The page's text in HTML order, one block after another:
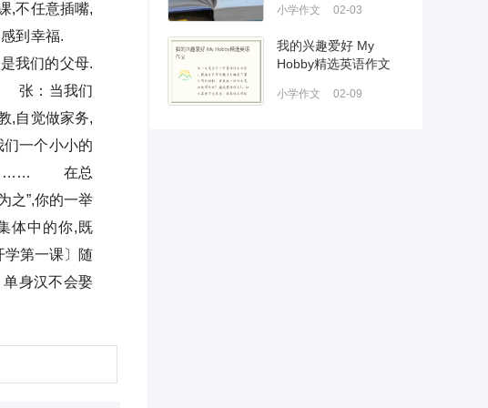
,不任意插嘴,
感到幸福.
我们的父母.
张：当我们
,自觉做家务,
一个小小的
福；…… 在总
之”,你的一举
体中的你,既
学第一课〕随
身汉不会娶
小学作文 02-03
我的兴趣爱好 My
Hobby精选英语作文
小学作文 02-09